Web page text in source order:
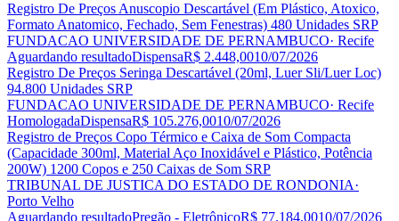
Registro De Preços Anuscopio Descartável (Em Plástico, Atoxico,
Formato Anatomico, Fechado, Sem Fenestras) 480 Unidades SRP
FUNDACAO UNIVERSIDADE DE PERNAMBUCO· Recife
Aguardando resultadoDispensaR$ 2.448,0010/07/2026
Registro De Preços Seringa Descartável (20ml, Luer Sli/Luer Loc)
94.800 Unidades SRP
FUNDACAO UNIVERSIDADE DE PERNAMBUCO· Recife
HomologadaDispensaR$ 105.276,0010/07/2026
Registro de Preços Copo Térmico e Caixa de Som Compacta
(Capacidade 300ml, Material Aço Inoxidável e Plástico, Potência
200W) 1200 Copos e 250 Caixas de Som SRP
TRIBUNAL DE JUSTICA DO ESTADO DE RONDONIA·
Porto Velho
Aguardando resultadoPregão - EletrônicoR$ 77.184,0010/07/2026